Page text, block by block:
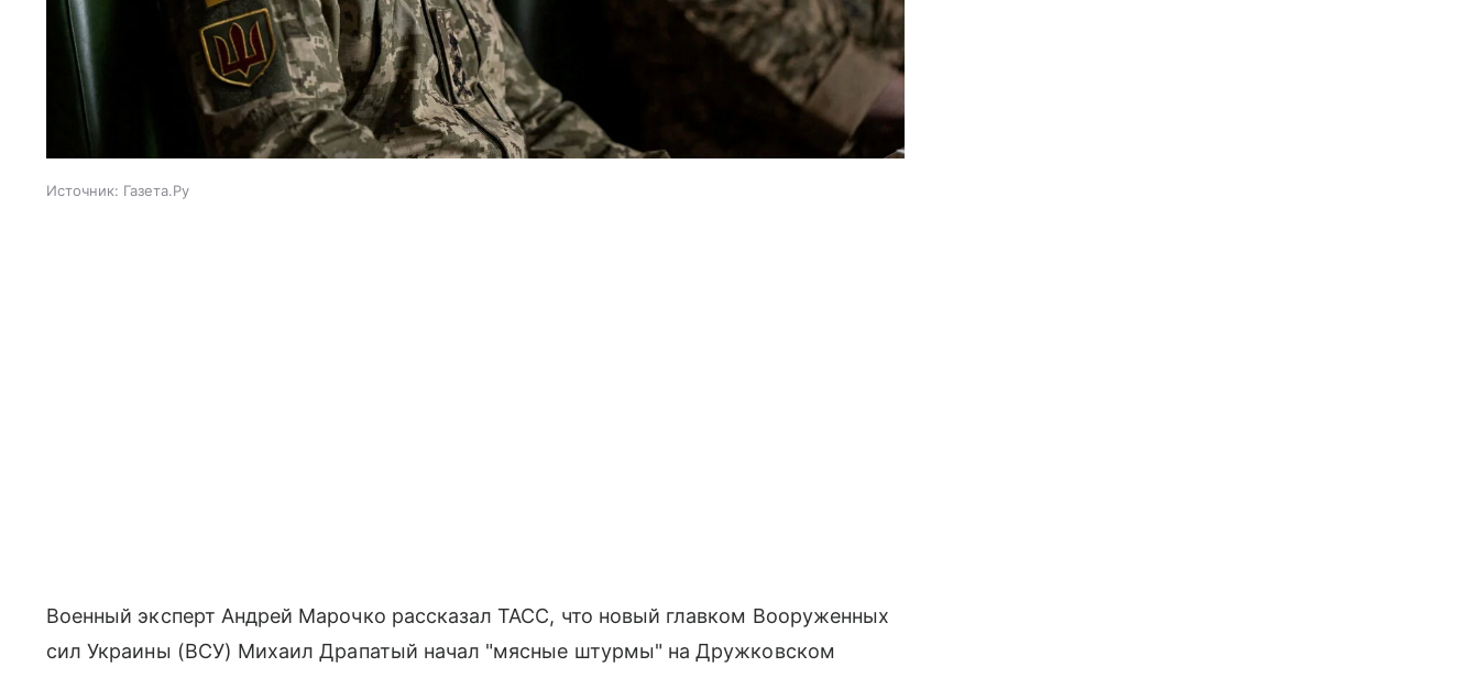
Источник: Газета.Ру
Военный эксперт Андрей Марочко рассказал ТАСС, что новый главком Вооруженных
сил Украины (ВСУ) Михаил Драпатый начал "мясные штурмы" на Дружковском